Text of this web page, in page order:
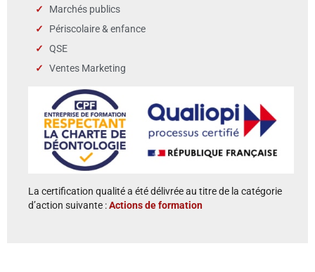
Marchés publics
Périscolaire & enfance
QSE
Ventes Marketing
La certification qualité a été délivrée au titre de la catégorie
d’action suivante :Actions de formation